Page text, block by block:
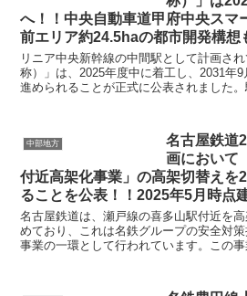
へ！！中央自動車道甲府中央スマ
前エリア約24.5haの都市開発構想
リニア中央新幹線の中間駅として計画さ
称）」は、2025年度中に着工し、2031年
進められることが正式に公表されました
中部地方
名古屋鉄道
画において
付近高架化事業」の高架切替えを
ることを公表！！2025年5月時点
名古屋鉄道は、瀬戸線の喜多山駅付近を
めており、これは名鉄グループの安全対
事業の一環として行われています。この